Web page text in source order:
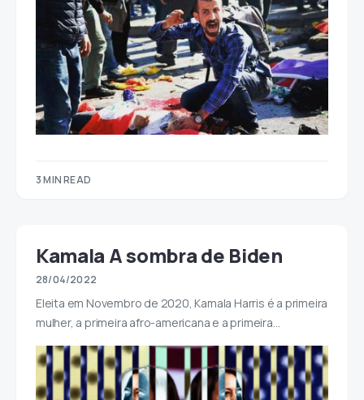
3 MIN READ
Kamala A sombra de Biden
28/04/2022
Eleita em Novembro de 2020, Kamala Harris é a primeira
mulher, a primeira afro-americana e a primeira…